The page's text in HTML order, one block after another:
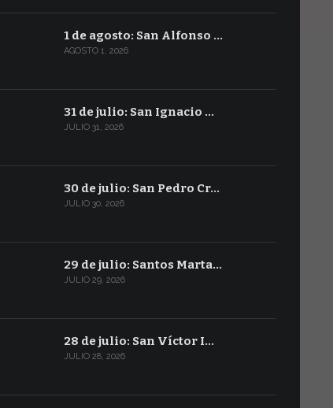
1 de agosto: San Alfonso …
AGOSTO 1, 2026
31 de julio: San Ignacio …
JULIO 31, 2026
30 de julio: San Pedro Cr…
JULIO 30, 2026
29 de julio: Santos Marta…
JULIO 29, 2026
28 de julio: San Víctor I…
JULIO 28, 2026